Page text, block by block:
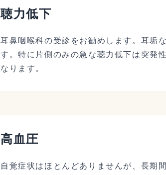
聴力低下
耳鼻咽喉科の受診をお勧めします。耳垢
す。特に片側のみの急な聴力低下は突発
なります。
高血圧
自覚症状はほとんどありませんが、長期